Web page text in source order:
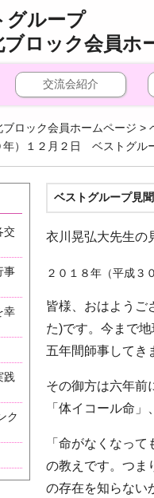
グループ
ブロック会員ホ
交流会紹介
ロック会員ホームページ >
年）１２月２日 ベストグル
交
事
幸
践
ク
ベストグループ見
衣川晃弘大先生の
２０１８年（平成
皆様、おはようご
た)です。今まで
五年間師事してき
その御方は六年前
「体イコール命
「命がなくなっ
の教えです。つま
の存在を知らない